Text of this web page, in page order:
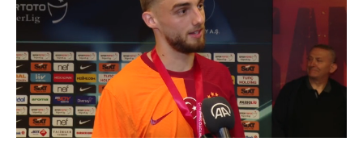
Sesi
Aç
Yüklendi:
21.88%
Hızı